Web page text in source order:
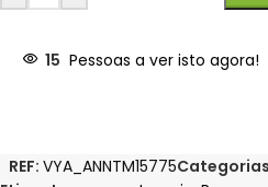
15 Pessoas a ver isto agora!
REF: VYA_ANNTM15775